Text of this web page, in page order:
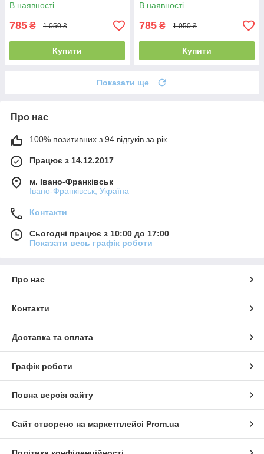
В наявності
785 ₴ 1 050 ₴
Купити
В наявності
785 ₴ 1 050 ₴
Купити
Показати ще
Про нас
100% позитивних з 94 відгуків за рік
Працює з 14.12.2017
м. Івано-Франківськ
Івано-Франківськ, Україна
Контакти
Сьогодні працює з 10:00 до 17:00
Показати весь графік роботи
Про нас
Контакти
Доставка та оплата
Графік роботи
Повна версія сайту
Сайт створено на маркетплейсі Prom.ua